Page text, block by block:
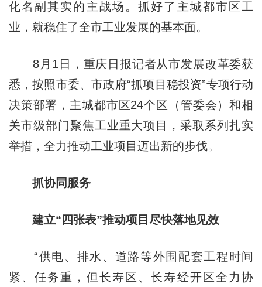
化名副其实的主战场。抓好了主城都市区工
业，就稳住了全市工业发展的基本面。
8月1日，重庆日报记者从市发展改革委获
悉，按照市委、市政府“抓项目稳投资”专项行动
决策部署，主城都市区24个区（管委会）和相
关市级部门聚焦工业重大项目，采取系列扎实
举措，全力推动工业项目迈出新的步伐。
抓协同服务
建立“四张表”推动项目尽快落地见效
“供电、排水、道路等外围配套工程时间
紧、任务重，但长寿区、长寿经开区全力协